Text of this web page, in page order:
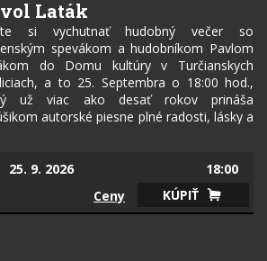
Laták
si vychutnať hudobný večer so
spevákom a hudobníkom Pavlom
do Domu kultúry v Turčianskych
a to 25. Septembra o 18:00 hod.,
už viac ako desať rokov prináša
autorské piesne plné radosti, lásky a
generácie. Pavol Laták je známy svojím
vystupovaním a blízkym kontaktom s
Tešiť sa môžete na obľúbené hity a
z jeho najnovšieho albumu Mám
25. 9. 2026
18:00
Ceny KÚPIŤ